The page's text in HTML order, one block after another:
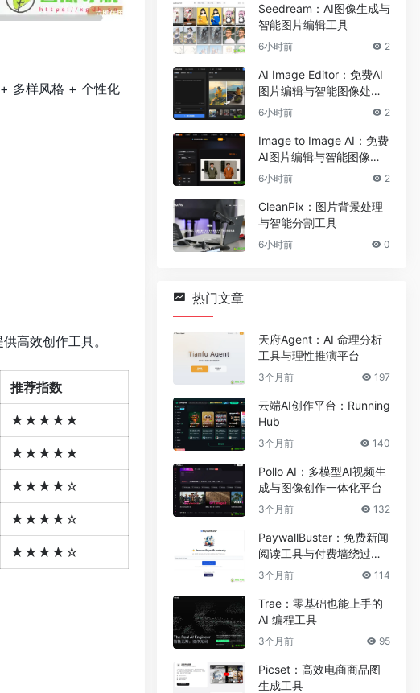
多样风格 + 个性化
高效创作工具。
推荐指数
★★★★★
★★★★★
★★★★☆
★★★★☆
★★★★☆
Seedream：AI图像生成与
智能图片编辑工具
6小时前 2
AI Image Editor：免费AI
图片编辑与智能图像处理
工具
6小时前 2
Image to Image AI：免费
AI图片编辑与智能图像处
理工具
6小时前 2
CleanPix：图片背景处理
与智能分割工具
6小时前 0
热门文章
天府Agent：AI 命理分析
工具与理性推演平台
3个月前 197
云端AI创作平台：Running
Hub
3个月前 140
Pollo AI：多模型AI视频生
成与图像创作一体化平台
3个月前 132
PaywallBuster：免费新闻
阅读工具与付费墙绕过助
手
3个月前 114
Trae：零基础也能上手的
AI 编程工具
3个月前 95
Picset：高效电商商品图
生成工具